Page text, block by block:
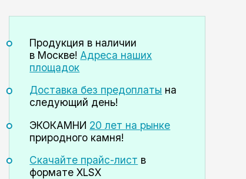
Продукция в наличии
в Москве! Адреса наших
площадок
Доставка без предоплаты на
следующий день!
ЭКОКАМНИ 20 лет на рынке
природного камня!
Скачайте прайс-лист в
формате XLSX